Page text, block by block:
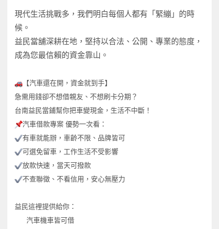
現代生活挑戰多，我們明白每個人都有「緊繃」的時
候。
益民當舖深耕在地，堅持以合法、公開、專業的態度，
成為您最信賴的資金靠山。
【汽車還在開，資金就到手】
急需用錢卻不想借親友、不想刷卡分期？
台南益民當鋪幫你把車變現金，生活不中斷！
汽車借款專案 優勢一次看：
有車就能辦，車齡不限、品牌皆可
可選免留車，工作生活不受影響
放款快速，當天可撥款
不查聯徵、不看信用，安心無壓力
益民這裡提供給你：
汽車機車皆可借